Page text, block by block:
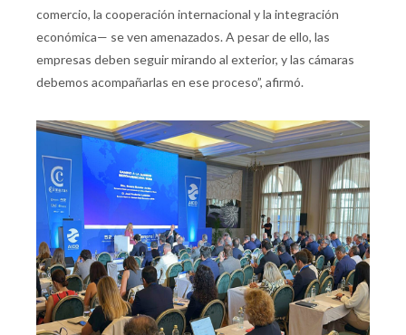
comercio, la cooperación internacional y la integración
económica— se ven amenazados. A pesar de ello, las
empresas deben seguir mirando al exterior, y las cámaras
debemos acompañarlas en ese proceso”, afirmó.